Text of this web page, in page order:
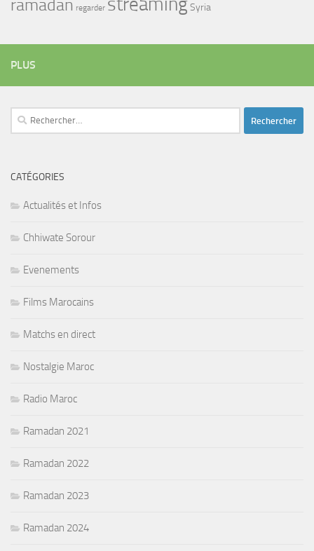
ramadan regarder Syria
PLUS
Rechercher :
CATÉGORIES
Actualités et Infos
Chhiwate Sorour
Evenements
Films Marocains
Matchs en direct
Nostalgie Maroc
Radio Maroc
Ramadan 2021
Ramadan 2022
Ramadan 2023
Ramadan 2024